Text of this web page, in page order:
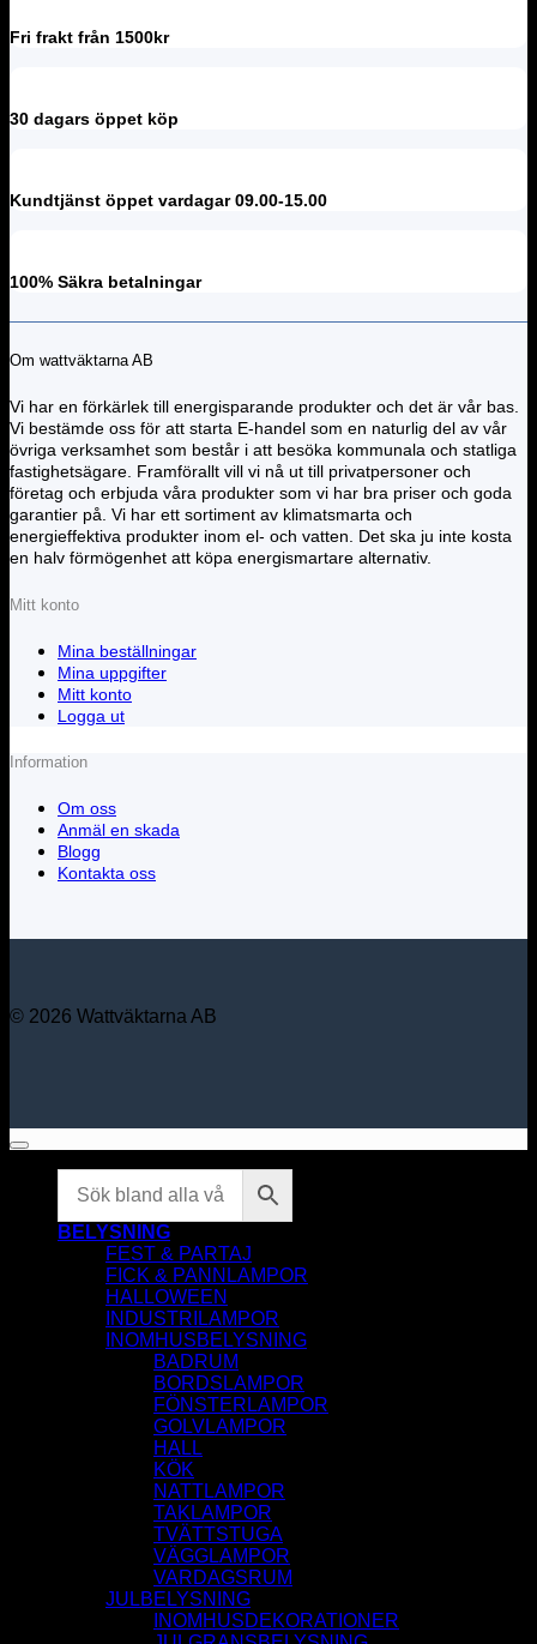
Fri frakt från 1500kr
30 dagars öppet köp
Kundtjänst öppet vardagar 09.00-15.00
100% Säkra betalningar
Om wattväktarna AB
Vi har en förkärlek till energisparande produkter och det är vår bas.
Vi bestämde oss för att starta E-handel som en naturlig del av vår
övriga verksamhet som består i att besöka kommunala och statliga
fastighetsägare. Framförallt vill vi nå ut till privatpersoner och
företag och erbjuda våra produkter som vi har bra priser och goda
garantier på. Vi har ett sortiment av klimatsmarta och
energieffektiva produkter inom el- och vatten. Det ska ju inte kosta
en halv förmögenhet att köpa energismartare alternativ.
Mitt konto
Mina beställningar
Mina uppgifter
Mitt konto
Logga ut
Information
Om oss
Anmäl en skada
Blogg
Kontakta oss
© 2026 Wattväktarna AB
BELYSNING
FEST & PARTAJ
FICK & PANNLAMPOR
HALLOWEEN
INDUSTRILAMPOR
INOMHUSBELYSNING
BADRUM
BORDSLAMPOR
FÖNSTERLAMPOR
GOLVLAMPOR
HALL
KÖK
NATTLAMPOR
TAKLAMPOR
TVÄTTSTUGA
VÄGGLAMPOR
VARDAGSRUM
JULBELYSNING
INOMHUSDEKORATIONER